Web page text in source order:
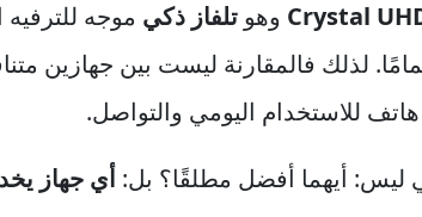
وهو تلفاز ذكي موجه للترفيه
لذلك فالمقارنة ليست بين جهازين
للاستخدام اليومي والتواصل.
ليس: أيهما أفضل مطلقًا؟ بل: أي جهاز